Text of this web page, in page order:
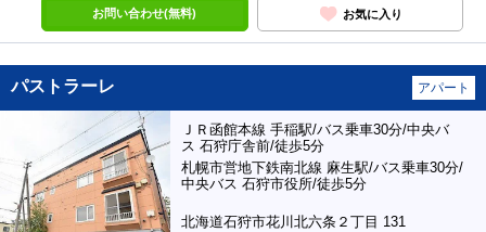
お問い合わせ(無料) お気に入り
パストラーレ アパート
ＪＲ函館本線 手稲駅/バス乗車30分/中央バ
ス 石狩庁舎前/徒歩5分
札幌市営地下鉄南北線 麻生駅/バス乗車30分/
中央バス 石狩市役所/徒歩5分
北海道石狩市花川北六条２丁目 131